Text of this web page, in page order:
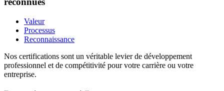
Valeur
Processus
Reconnaissance
Nos certifications sont un véritable levier de développement
professionnel et de compétitivité pour votre carrière ou votre
entreprise.